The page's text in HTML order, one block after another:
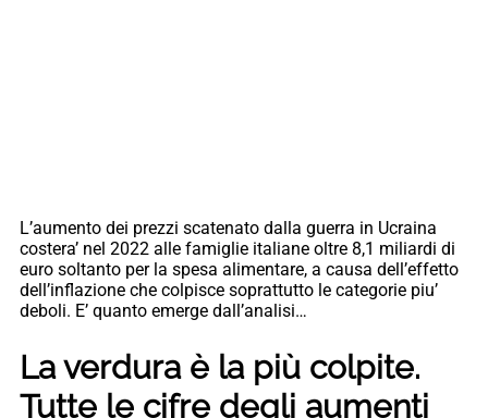
L’aumento dei prezzi scatenato dalla guerra in Ucraina
costera’ nel 2022 alle famiglie italiane oltre 8,1 miliardi di
euro soltanto per la spesa alimentare, a causa dell’effetto
dell’inflazione che colpisce soprattutto le categorie piu’
deboli. E’ quanto emerge dall’analisi…
La verdura è la più colpite.
Tutte le cifre degli aumenti